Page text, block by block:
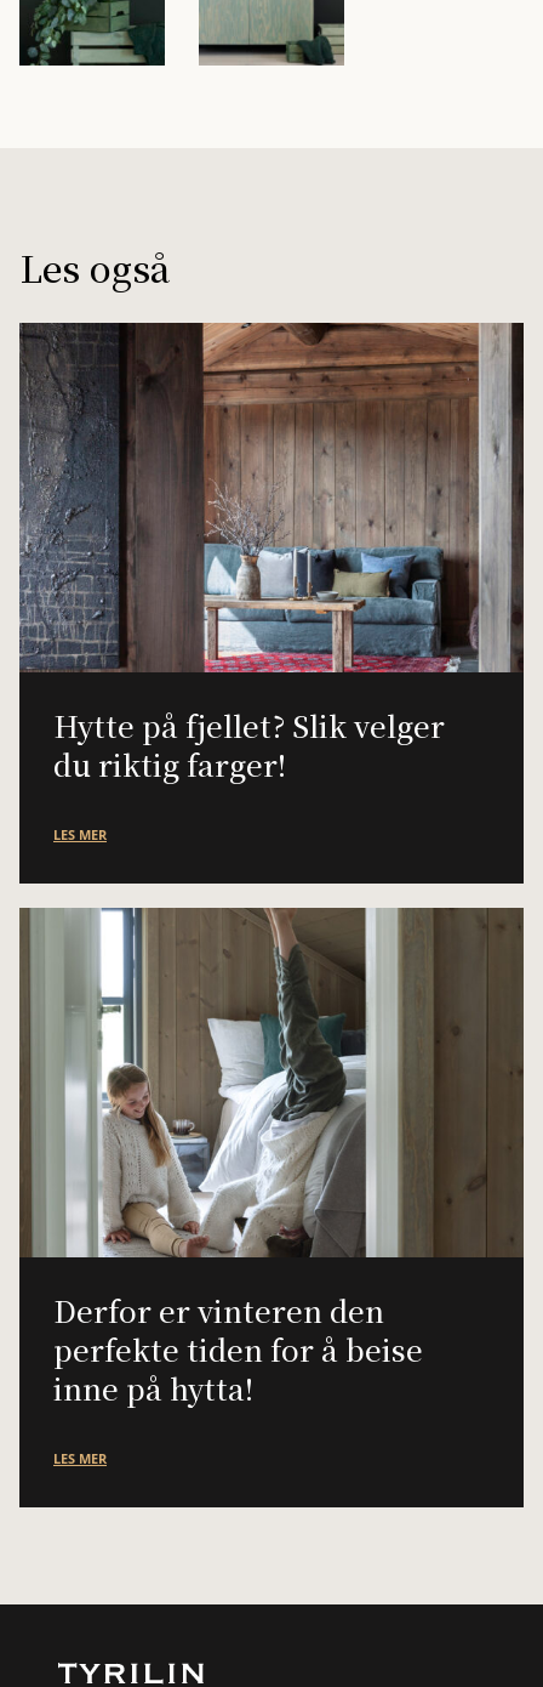
Les også
Hytte på fjellet? Slik velger
du riktig farger!
LES MER
Derfor er vinteren den
perfekte tiden for å beise
inne på hytta!
LES MER